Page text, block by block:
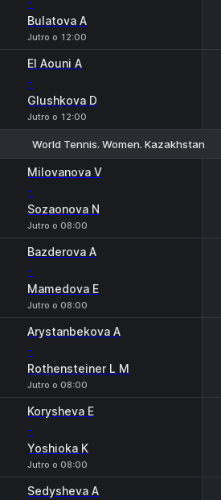
Bulatova A
Jutro o 12:00
El Aouni A
-
Glushkova D
Jutro o 12:00
World Tennis. Women. Kazakhstan
Milovanova V
-
Sozaonova N
Jutro o 08:00
Bazderova A
-
Mamedova E
Jutro o 08:00
Arystanbekova A
-
Rothensteiner L M
Jutro o 08:00
Korysheva E
-
Yoshioka K
Jutro o 08:00
Sedysheva A